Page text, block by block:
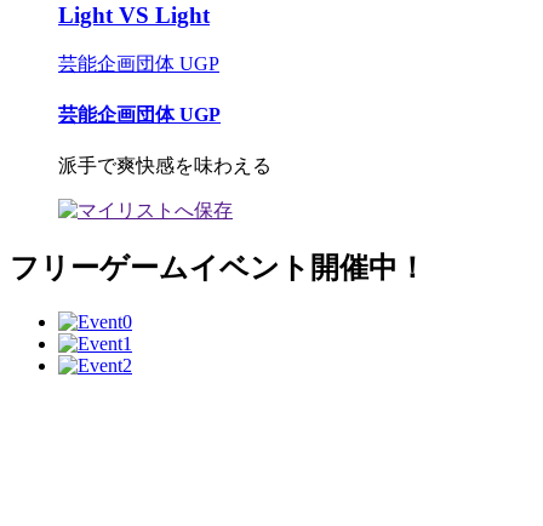
Light VS Light
芸能企画団体 UGP
芸能企画団体 UGP
派手で爽快感を味わえる
フリーゲームイベント開催中！